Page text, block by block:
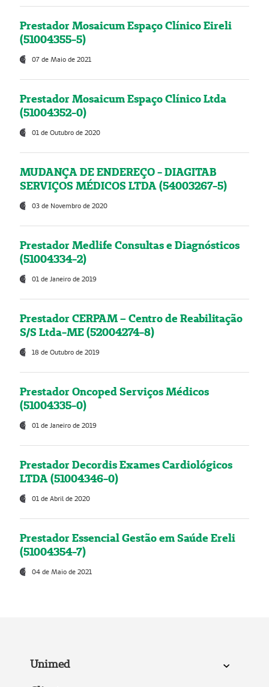
Prestador Mosaicum Espaço Clínico Eireli
(51004355-5)
07 de Maio de 2021
Prestador Mosaicum Espaço Clínico Ltda
(51004352-0)
01 de Outubro de 2020
MUDANÇA DE ENDEREÇO - DIAGITAB
SERVIÇOS MÉDICOS LTDA (54003267-5)
03 de Novembro de 2020
Prestador Medlife Consultas e Diagnósticos
(51004334-2)
01 de Janeiro de 2019
Prestador CERPAM – Centro de Reabilitação
S/S Ltda-ME (52004274-8)
18 de Outubro de 2019
Prestador Oncoped Serviços Médicos
(51004335-0)
01 de Janeiro de 2019
Prestador Decordis Exames Cardiológicos
LTDA (51004346-0)
01 de Abril de 2020
Prestador Essencial Gestão em Saúde Ereli
(51004354-7)
04 de Maio de 2021
Unimed